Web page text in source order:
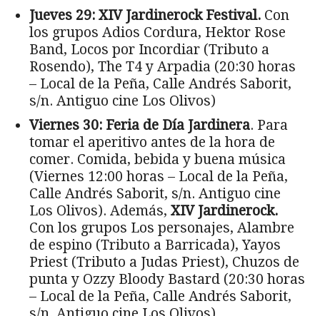
Jueves 29: XIV Jardinerock Festival. Con
los grupos Adios Cordura, Hektor Rose
Band, Locos por Incordiar (Tributo a
Rosendo), The T4 y Arpadia (20:30 horas
– Local de la Peña, Calle Andrés Saborit,
s/n. Antiguo cine Los Olivos)
Viernes 30: Feria de Día Jardinera. Para
tomar el aperitivo antes de la hora de
comer. Comida, bebida y buena música
(Viernes 12:00 horas – Local de la Peña,
Calle Andrés Saborit, s/n. Antiguo cine
Los Olivos). Además, XIV Jardinerock.
Con los grupos Los personajes, Alambre
de espino (Tributo a Barricada), Yayos
Priest (Tributo a Judas Priest), Chuzos de
punta y Ozzy Bloody Bastard (20:30 horas
– Local de la Peña, Calle Andrés Saborit,